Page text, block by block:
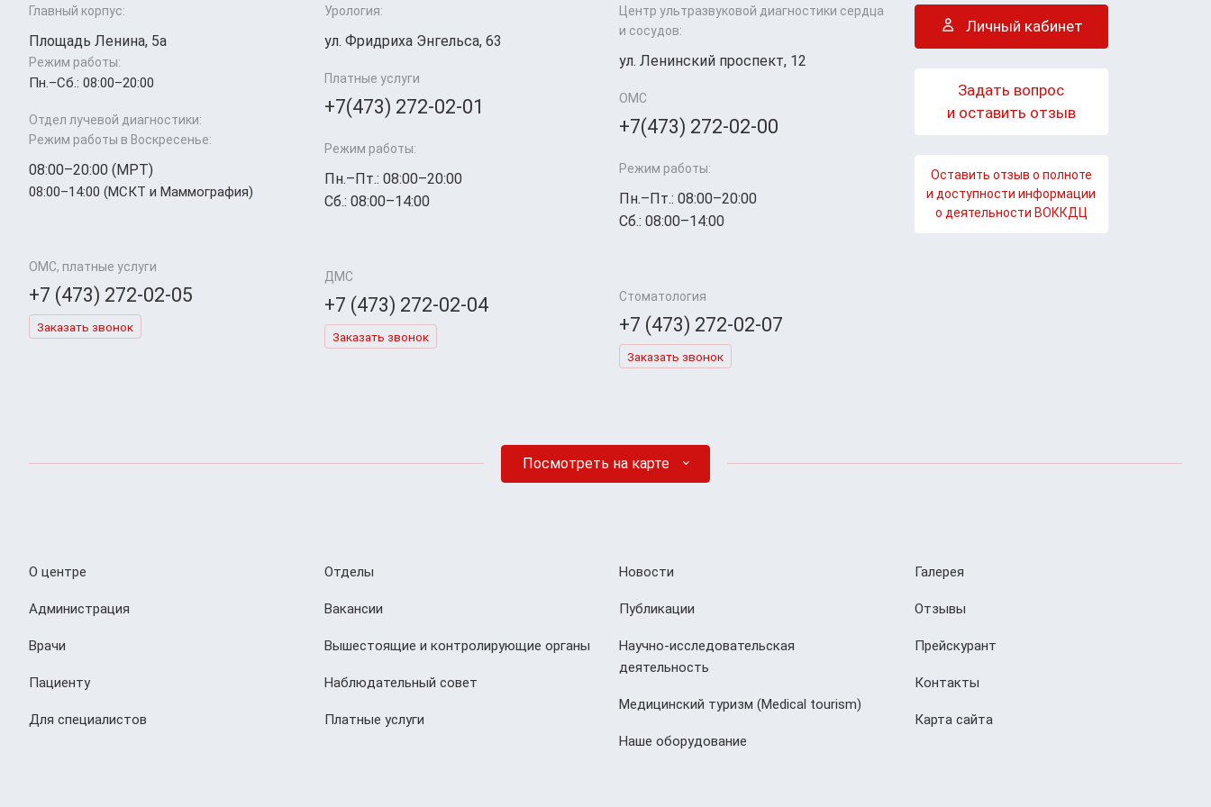
Главный корпус:
Площадь Ленина, 5а
Режим работы:
Пн.–Cб.: 08:00–20:00
Отдел лучевой диагностики:
Режим работы в Воскресенье:
08:00–20:00 (МРТ)
08:00–14:00 (МСКТ и Маммография)
ОМС, платные услуги
+7 (473) 272-02-05
Заказать звонок
Урология:
ул. Фридриха Энгельса, 63
Платные услуги
+7(473) 272-02-01
Режим работы:
Пн.–Пт.: 08:00–20:00
Сб.: 08:00–14:00
ДМС
+7 (473) 272-02-04
Заказать звонок
Центр ультразвуковой диагностики сердца
и сосудов:
ул. Ленинский проспект, 12
ОМС
+7(473) 272-02-00
Режим работы:
Пн.–Пт.: 08:00–20:00
Сб.: 08:00–14:00
Стоматология
+7 (473) 272-02-07
Заказать звонок
Личный кабинет
Задать вопрос
и оставить отзыв
Оставить отзыв о полноте
и доступности информации
о деятельности ВОККДЦ
Посмотреть на карте
О центре
Администрация
Врачи
Пациенту
Для специалистов
Отделы
Вакансии
Вышестоящие и контролирующие органы
Наблюдательный совет
Платные услуги
Новости
Публикации
Научно-исследовательская
деятельность
Медицинский туризм (Мedical tourism)
Наше оборудование
Галерея
Отзывы
Прейскурант
Контакты
Карта сайта